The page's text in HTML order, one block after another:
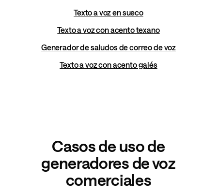
Texto a voz en sueco
Texto a voz con acento texano
Generador de saludos de correo de voz
Texto a voz con acento galés
Casos de uso de
generadores de voz
comerciales